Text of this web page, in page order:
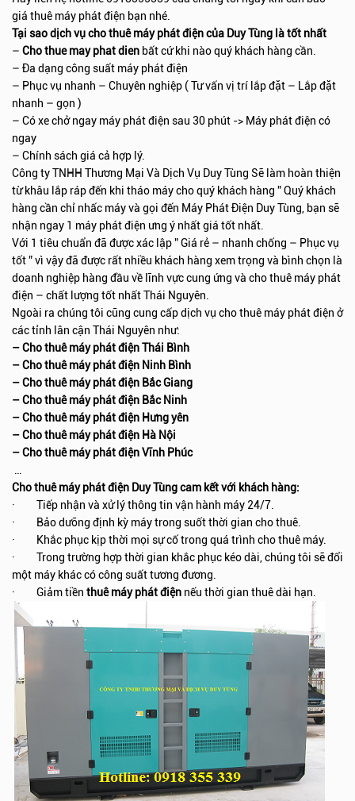
giá thuê máy phát điện bạn nhé.
Tại sao dịch vụ cho thuê máy phát điện của Duy Tùng là tốt nhất
– Cho thue may phat dien bất cứ khi nào quý khách hàng cần.
– Đa dạng công suất máy phát điện
– Phục vụ nhanh – Chuyên nghiệp ( Tư vấn vị trí lắp đặt – Lắp đặt
nhanh – gọn )
– Có xe chở ngay máy phát điện sau 30 phút -> Máy phát điện có
ngay
– Chính sách giá cả hợp lý.
Công ty TNHH Thương Mại Và Dịch Vụ Duy Tùng Sẽ làm hoàn thiện
từ khâu lắp ráp đến khi tháo máy cho quý khách hàng ” Quý khách
hàng cần chỉ nhấc máy và gọi đến Máy Phát Điện Duy Tùng, bạn sẽ
nhận ngay 1 máy phát điện ưng ý nhất giá tốt nhất.
Với 1 tiêu chuẩn đã được xác lập ” Giá rẻ – nhanh chống – Phục vụ
tốt ” vì vậy đã được rất nhiều khách hàng xem trọng và bình chọn là
doanh nghiệp hàng đầu về lĩnh vực cung ứng và cho thuê máy phát
điện – chất lượng tốt nhất Thái Nguyên.
Ngoài ra chúng tôi cũng cung cấp dịch vụ cho thuê máy phát điện ở
các tỉnh lân cận Thái Nguyên như:
– Cho thuê máy phát điện Thái Bình
– Cho thuê máy phát điện Ninh Bình
– Cho thuê máy phát điện Bắc Giang
– Cho thuê máy phát điện Bắc Ninh
– Cho thuê máy phát điện Hưng yên
– Cho thuê máy phát điện Hà Nội
– Cho thuê máy phát điện Vĩnh Phúc
…
Cho thuê máy phát điện Duy Tùng cam kết với khách hàng:
· Tiếp nhận và xử lý thông tin vận hành máy 24/7.
· Bảo dưỡng định kỳ máy trong suốt thời gian cho thuê.
· Khắc phục kịp thời mọi sự cố trong quá trình cho thuê máy.
· Trong trường hợp thời gian khắc phục kéo dài, chúng tôi sẽ đổi
một máy khác có công suất tương đương.
· Giảm tiền thuê máy phát điện nếu thời gian thuê dài hạn.